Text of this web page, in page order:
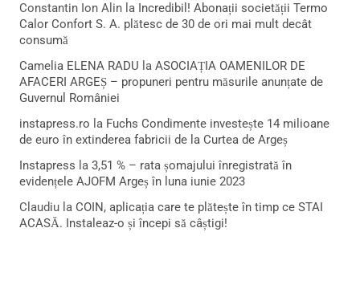
Constantin Ion Alin la Incredibil! Abonații societății Termo
Calor Confort S. A. plătesc de 30 de ori mai mult decât
consumă
Camelia ELENA RADU la ASOCIAȚIA OAMENILOR DE
AFACERI ARGEȘ – propuneri pentru măsurile anunțate de
Guvernul României
instapress.ro la Fuchs Condimente investește 14 milioane
de euro în extinderea fabricii de la Curtea de Argeș
Instapress la 3,51 % – rata șomajului înregistrată în
evidențele AJOFM Argeș în luna iunie 2023
Claudiu la COIN, aplicația care te plătește în timp ce STAI
ACASĂ. Instaleaz-o și începi să câștigi!